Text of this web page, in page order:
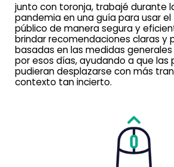
junto con toronja, trabajé durante
pandemia en una guía para usar
público de manera segura y
brindar recomendaciones claras y
basadas en las medidas
por esos días, ayudando a que las
pudieran desplazarse con más
contexto tan incierto.